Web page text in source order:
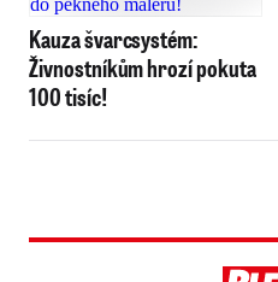
Kauza švarcsystém:
Živnostníkům hrozí pokuta
100 tisíc!